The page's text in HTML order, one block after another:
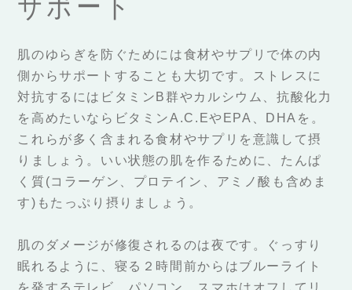
サポート
肌のゆらぎを防ぐためには食材やサプリで体の内
側からサポートすることも大切です。ストレスに
対抗するにはビタミンB群やカルシウム、抗酸化力
を高めたいならビタミンA.C.EやEPA、DHAを。
これらが多く含まれる食材やサプリを意識して摂
りましょう。いい状態の肌を作るために、たんぱ
く質(コラーゲン、プロテイン、アミノ酸も含めま
す)もたっぷり摂りましょう。
肌のダメージが修復されるのは夜です。ぐっすり
眠れるように、寝る２時間前からはブルーライト
を発するテレビ、パソコン、スマホはオフしてリ